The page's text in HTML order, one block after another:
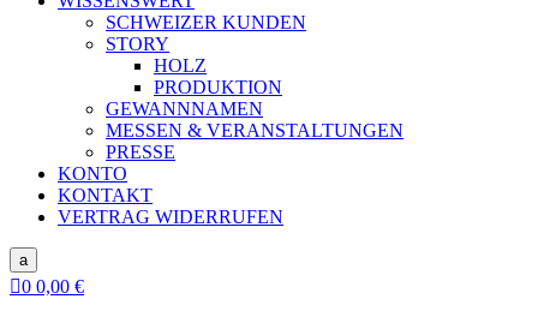
SCHWEIZER KUNDEN
STORY
HOLZ
PRODUKTION
GEWANNNAMEN
MESSEN & VERANSTALTUNGEN
PRESSE
KONTO
KONTAKT
VERTRAG WIDERRUFEN
a
0 0,00 €